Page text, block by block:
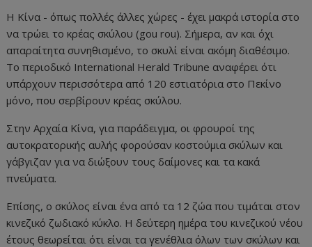
Η Κίνα - όπως πολλές άλλες χώρες - έχει μακρά ιστορία στο
να τρώει το κρέας σκύλου (gou rou). Σήμερα, αν και όχι
απαραίτητα συνηθισμένο, το σκυλί είναι ακόμη διαθέσιμο.
Το περιοδικό International Herald Tribune αναφέρει ότι
υπάρχουν περισσότερα από 120 εστιατόρια στο Πεκίνο
μόνο, που σερβίρουν κρέας σκύλου.
Στην Αρχαία Κίνα, για παράδειγμα, οι φρουροί της
αυτοκρατορικής αυλής φορούσαν κοστούμια σκύλων και
γάβγιζαν για να διώξουν τους δαίμονες και τα κακά
πνεύματα.
Επίσης, ο σκύλος είναι ένα από τα 12 ζώα που τιμάται στον
κινεζικό ζωδιακό κύκλο. Η δεύτερη ημέρα του κινεζικού νέου
έτους θεωρείται ότι είναι τα γενέθλια όλων των σκύλων και